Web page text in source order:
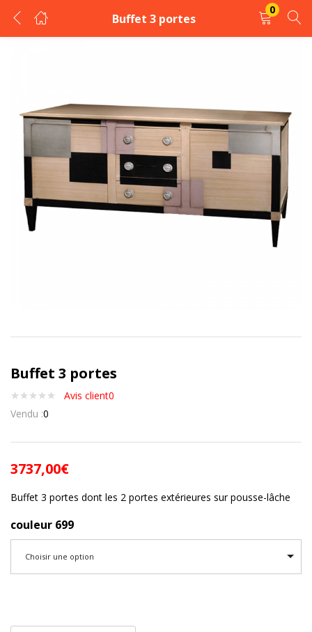
Buffet 3 portes
0
LOGIN REGISTER
Enter your username and password to login.
Remember me
Buffet 3 portes
Avis client0
Vendu :0
3737,00€
Buffet 3 portes dont les 2 portes extérieures sur pousse-lâche
couleur 699
Choisir une option